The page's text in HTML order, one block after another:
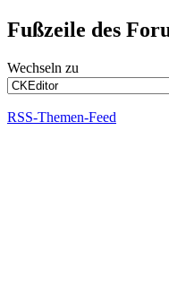
Fußzeile des
Wechseln zu
RSS-Themen-Feed